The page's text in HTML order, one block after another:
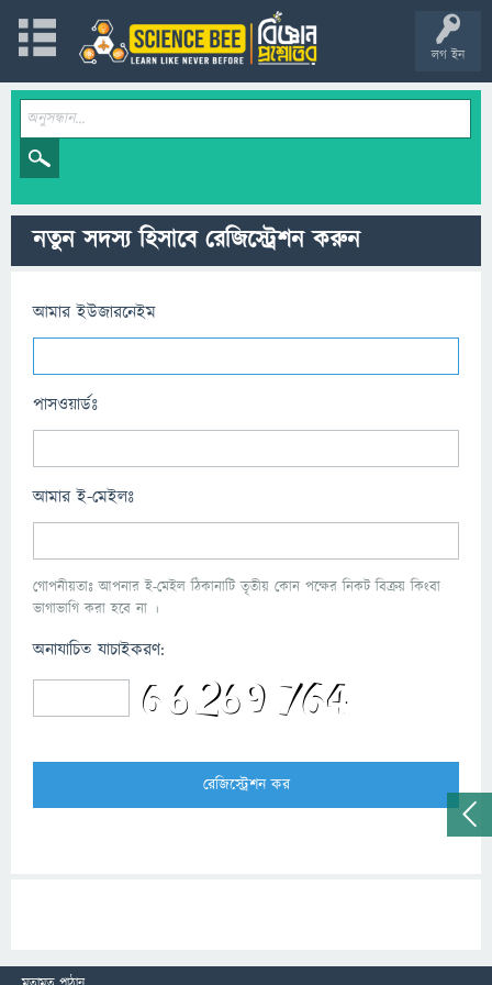
লগ ইন
নতুন সদস্য হিসাবে রেজিস্ট্রেশন করুন
আমার ইউজারনেইম
পাসওয়ার্ডঃ
আমার ই-মেইলঃ
গোপনীয়তাঃ আপনার ই-মেইল ঠিকানাটি তৃতীয় কোন পক্ষের নিকট বিক্রয় কিংবা
ভাগাভাগি করা হবে না ।
অনাযাচিত যাচাইকরণ: